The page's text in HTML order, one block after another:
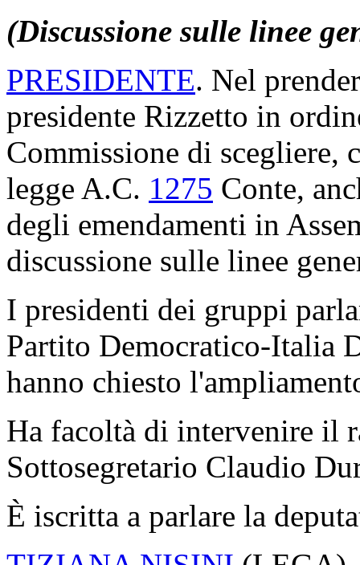
(Discussione sulle linee
PRESIDENTE. Nel
presidente Rizzetto in
Commissione di scegliere,
legge A.C. 1275 Conte,
degli emendamenti in
discussione sulle linee
I presidenti dei gruppi
Partito Democratico-Italia
hanno chiesto
Ha facoltà di intervenire il
Sottosegretario Claudio
È iscritta a parlare la